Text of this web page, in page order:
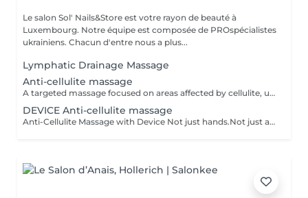
Le salon Sol' Nails&Store est votre rayon de beauté à
Luxembourg. Notre équipe est composée de PROspécialistes
ukrainiens. Chacun d'entre nous a plus...
Lymphatic Drainage Massage
Anti-cellulite massage
A targeted massage focused on areas affected by cellulite, using specific movements to stimulate circulation and support skin firmness. It is designed to help improve skin texture and encourage smoother-looking contours. Result: skin that feels firmer and looks smoother with regular sessions. Recommended frequency: 1 to 2 times per week as part of an ongoing treatment plan.
DEVICE Anti-cellulite massage
Anti-Cellulite Massage with Device Not just hands.Not just a machine.Together. Manual massage + device treatment with intensive Styx products - it's a combination that reaches deeper and works faster. - breaks down stubborn deposits - drains excess fluid - firms and smooths the skin Works best as a course of 5 or 10 sessions. But even after 1 you'll feel lighter!